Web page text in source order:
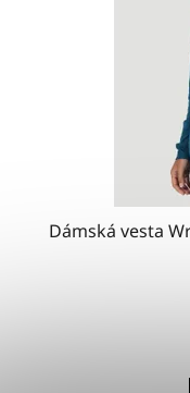
Dámská vesta